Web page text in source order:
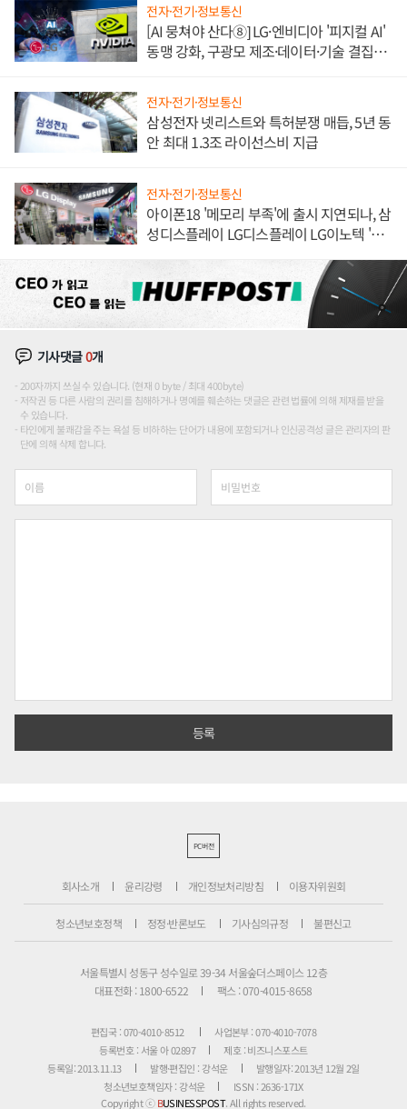
전자·전기·정보통신
[AI 뭉쳐야 산다⑧] LG·엔비디아 '피지컬 AI'
동맹 강화, 구광모 제조·데이터·기술 결집
전자·전기·정보통신
삼성전자 넷리스트와 특허분쟁 매듭, 5년 동
안 최대 1.3조 라이선스비 지급
전자·전기·정보통신
아이폰18 '메모리 부족'에 출시 지연되나, 삼
성디스플레이 LG디스플레이 LG이노텍 '탈
기사댓글0개
200자까지 쓰실 수 있습니다. (현재 0 byte / 최대 400byte)
저작권 등 다른 사람의 권리를 침해하거나 명예를 훼손하는 댓글은 관련 법률에 의해 제재를 받을
수 있습니다.
타인에게 불쾌감을 주는 욕설 등 비하하는 단어가 내용에 포함되거나 인신공격성 글은 관리자의 판
단에 의해 삭제 합니다.
PC버전
회사소개 윤리강령 개인정보처리방침 이용자위원회
청소년보호정책 정정·반론보도 기사심의규정 불편신고
서울특별시 성동구 성수일로 39-34 서울숲더스페이스 12층
대표전화 : 1800-6522
팩스 : 070-4015-8658
편집국 : 070-4010-8512
사업본부 : 070-4010-7078
등록번호 : 서울 아 02897
제호 : 비즈니스포스트
등록일: 2013.11.13
발행·편집인 : 강석운
발행일자: 2013년 12월 2일
청소년보호책임자 : 강석운
ISSN : 2636-171X
Copyright ⓒBUSINESSPOST. All rights reserved.